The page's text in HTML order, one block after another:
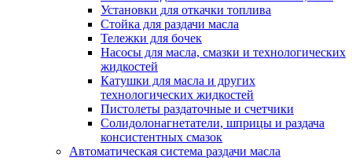
Установки для откачки топлива
Стойка для раздачи масла
Тележки для бочек
Насосы для масла, смазки и технологических
жидкостей
Катушки для масла и других
технологических жидкостей
Пистолеты раздаточные и счетчики
Солидолонагнетатели, шприцы и раздача
консистентных смазок
Автоматическая система раздачи масла